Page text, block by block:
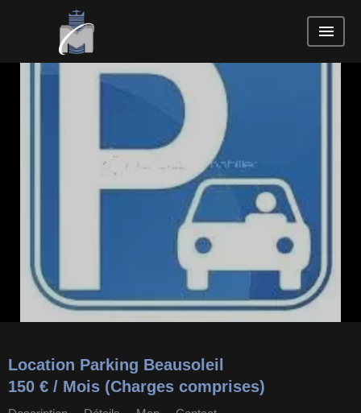
Location Parking Beausoleil
150 € / Mois (Charges comprises)